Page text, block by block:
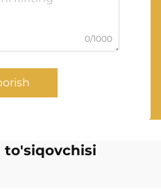
0/1000
to'siqovchisi